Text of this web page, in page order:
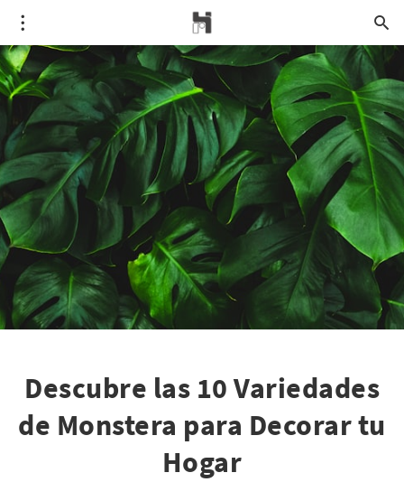
Descubre las 10 Variedades
de Monstera para Decorar tu
Hogar